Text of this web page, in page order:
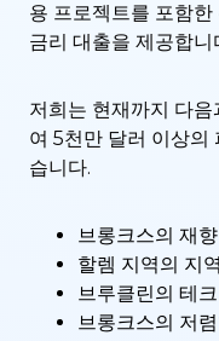
용 프로젝트를 포함
금리 대출을 제공합니
저희는 현재까지 다
여 5천만 달러 이상의
습니다.
브롱크스의 재
할렘 지역의 지
브루클린의 테
브롱크스의 저